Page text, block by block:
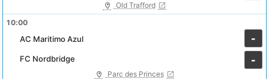
Old Trafford
10:00
AC Maritimo Azul
-
-
FC Nordbridge
Parc des Princes